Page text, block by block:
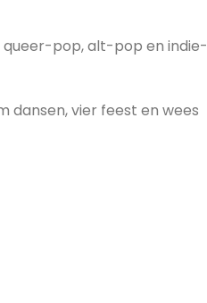
queer-pop, alt-pop en indie-
dansen, vier feest en wees